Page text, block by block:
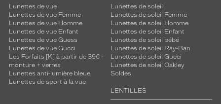
Lunettes de vue
Lunettes de vue Femme
Lunettes de vue Homme
Lunettes de vue Enfant
Lunettes de vue Guess
Lunettes de vue Gucci
Les Forfaits [K] à partir de 39€ -
monture + verres
Lunettes anti-lumière bleue
Lunettes de sport à la vue
Lunettes de soleil
Lunettes de soleil Femme
Lunettes de soleil Homme
Lunettes de soleil Enfant
Lunettes de soleil bébé
Lunettes de soleil Ray-Ban
Lunettes de soleil Gucci
Lunettes de soleil Oakley
Soldes
LENTILLES